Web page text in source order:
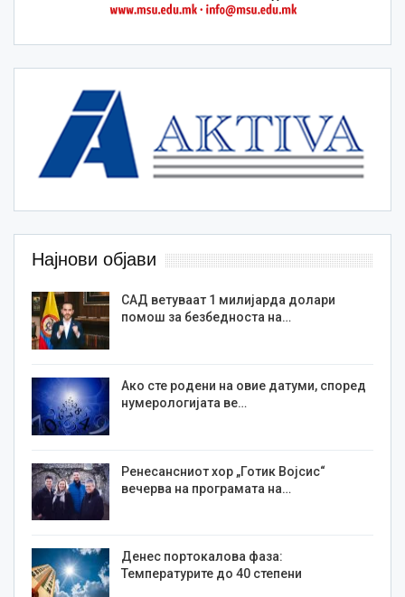
Најнови објави
САД ветуваат 1 милијарда долари
помош за безбедноста на…
Ако сте родени на овие датуми, според
нумерологијата ве…
Ренесансниот хор „Готик Војсис“
вечерва на програмата на…
Денес портокалова фаза:
Температурите до 40 степени